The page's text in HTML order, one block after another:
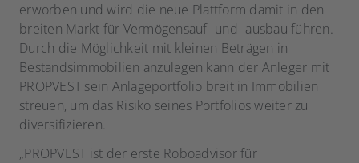
erworben und wird die neue Plattform damit in den
breiten Markt für Vermögensauf- und -ausbau führen.
Durch die Möglichkeit mit kleinen Beträgen in
Bestandsimmobilien anzulegen kann der Anleger mit
PROPVEST sein Anlageportfolio breit in Immobilien
streuen, um das Risiko seines Portfolios weiter zu
diversifizieren.
„PROPVEST ist der erste Roboadvisor für